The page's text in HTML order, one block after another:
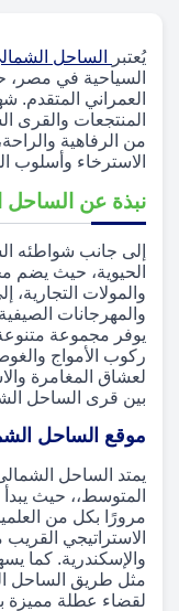
يُعتبر الساحل
السياحية في مصر،
العمراني
المنتجعات والقرى
من الرفاهية
الاسترخاء وأسلوب
نبذة عن
إلى جانب شواطئه
الحيوية، حيث يضم
والمولات التجارية،
والمهرجانات
يوفر مجموعة
ركوب الأمواج
لعشاق المغامرة
بين قرى الساحل
موقع الساحل
يمتد الساحل
المتوسط،، حيث
مرورًا بكل من
الاستراتيجي
والإسكندرية. كما
مثل طريق الساحل
لقضاء عطلة مميزة